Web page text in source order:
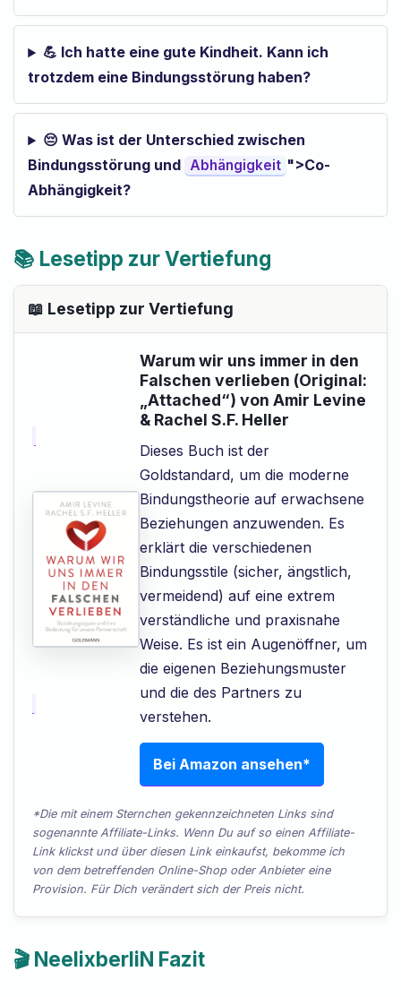
💪 Ich hatte eine gute Kindheit. Kann ich
trotzdem eine Bindungsstörung haben?
😔 Was ist der Unterschied zwischen
Bindungsstörung und Abhängigkeit ">Co-
Abhängigkeit?
📚 Lesetipp zur Vertiefung
📖 Lesetipp zur Vertiefung
Warum wir uns immer in den
Falschen verlieben (Original:
„Attached“) von Amir Levine
& Rachel S.F. Heller
Dieses Buch ist der
Goldstandard, um die moderne
Bindungstheorie auf erwachsene
Beziehungen anzuwenden. Es
erklärt die verschiedenen
Bindungsstile (sicher, ängstlich,
vermeidend) auf eine extrem
verständliche und praxisnahe
Weise. Es ist ein Augenöffner, um
die eigenen Beziehungsmuster
und die des Partners zu
verstehen.
Bei Amazon ansehen*
*Die mit einem Sternchen gekennzeichneten Links sind
sogenannte Affiliate-Links. Wenn Du auf so einen Affiliate-
Link klickst und über diesen Link einkaufst, bekomme ich
von dem betreffenden Online-Shop oder Anbieter eine
Provision. Für Dich verändert sich der Preis nicht.
🎬 NeelixberliN Fazit